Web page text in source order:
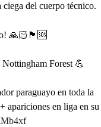
del cuerpo técnico.
🙏🏻🏴󠁧󠁢󠁥󠁮󠁧󠁿🆘
Forest 💪
paraguayo en toda la
apariciones en liga en su